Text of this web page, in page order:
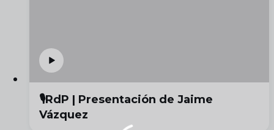
🎙️RdP | Presentación de Jaime
Vázquez